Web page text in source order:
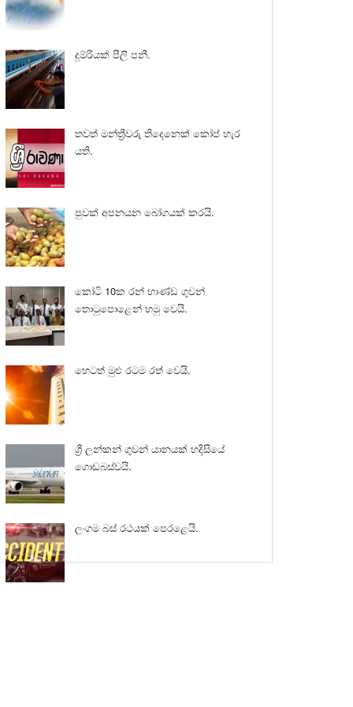
දුම්රියක් පීලි පනී.
තවත් මන්ත්‍රීවරු තිදෙනෙක් කෝප් හැර
යති.
පුවක් අපනයන බෝගයක් කරයි.
කෝටි 10ක රන් භාණ්ඩ ගුවන්
තොටුපොළෙන් හමු වෙයි.
හෙටත් මුළු රටම රත් වෙයි.
ශ්‍රී ලන්කන් ගුවන් යානයක් හදිසියේ
ගොඩබස්වයි.
ලංගම බස් රථයක් පෙරළෙයි.